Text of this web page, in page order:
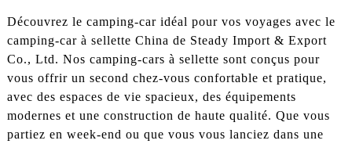
Découvrez le camping-car idéal pour vos voyages avec le
camping-car à sellette China de Steady Import & Export
Co., Ltd. Nos camping-cars à sellette sont conçus pour
vous offrir un second chez-vous confortable et pratique,
avec des espaces de vie spacieux, des équipements
modernes et une construction de haute qualité. Que vous
partiez en week-end ou que vous vous lanciez dans une